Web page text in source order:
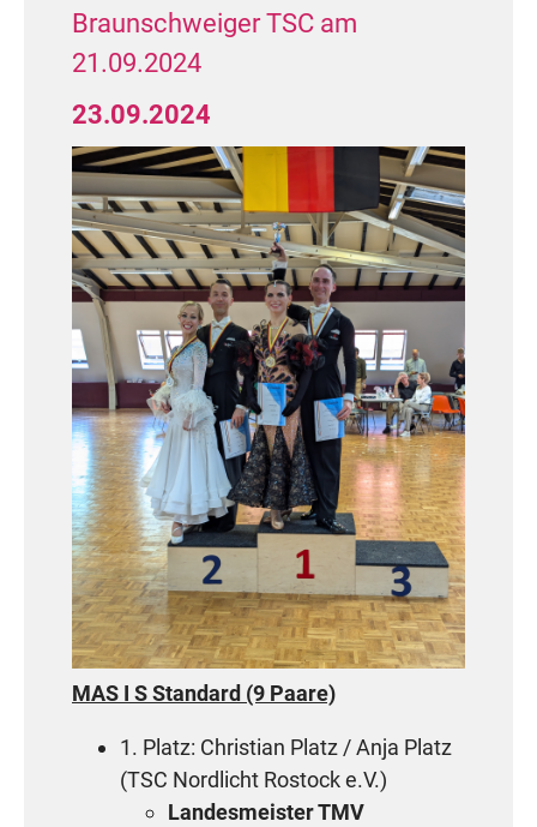
Braunschweiger TSC am
21.09.2024
23.09.2024
MAS I S Standard (9 Paare)
1. Platz: Christian Platz / Anja Platz
(TSC Nordlicht Rostock e.V.)
Landesmeister TMV